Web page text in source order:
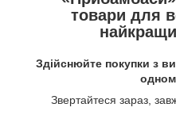
товари для
Здійснюйте покупки з
Звертайтеся зараз,